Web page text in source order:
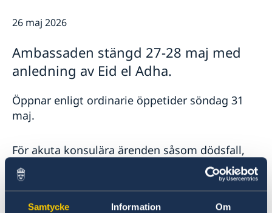
Samtycke Information Om
Team Sweden
Så kan du få stöd
Svenska företag i Bangladesh
Anmäl handelshinder
Handel med Bangladesh
26 maj 2026
Ambassaden stängd 27-28 maj med
anledning av Eid el Adha.
Öppnar enligt ordinarie öppetider söndag 31
maj.
För akuta konsulära ärenden såsom dödsfall,
allvarlig sjukdom eller frihetsberövande
vänligen kontakta UD:s konsulära jour: +46 8
405 50 05.